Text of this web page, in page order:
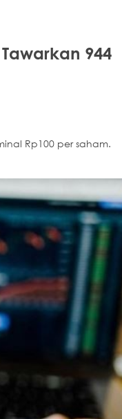
944
Rp100 per saham.